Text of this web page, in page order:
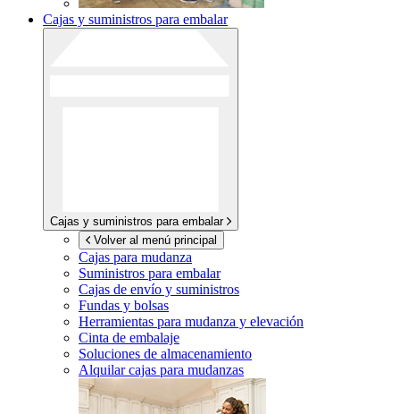
Cajas y suministros para embalar
Cajas y suministros para embalar
Volver al menú principal
Cajas para mudanza
Suministros para embalar
Cajas de envío y suministros
Fundas y bolsas
Herramientas para mudanza y elevación
Cinta de embalaje
Soluciones de almacenamiento
Alquilar cajas para mudanzas